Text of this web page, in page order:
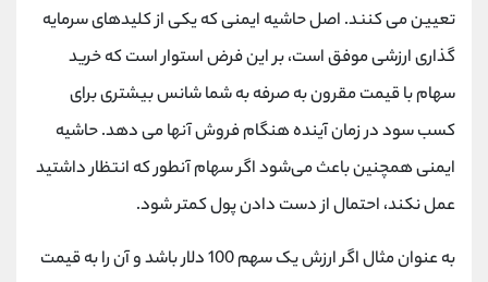
تعیین می کنند. اصل حاشیه ایمنی که یکی از کلیدهای سرمایه
گذاری ارزشی موفق است، بر این فرض استوار است که خرید
سهام با قیمت مقرون به صرفه به شما شانس بیشتری برای
کسب سود در زمان آینده هنگام فروش آنها می دهد. حاشیه
ایمنی همچنین باعث می‌شود اگر سهام آنطور که انتظار داشتید
عمل نکند، احتمال از دست دادن پول کمتر شود.
به عنوان مثال اگر ارزش یک سهم 100 دلار باشد و آن را به قیمت